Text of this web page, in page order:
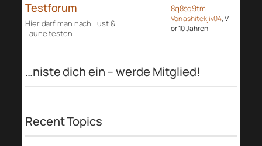
Testforum
Hier darf man nach Lust &
Laune testen
8q8sq9tm
Von ashitekjiv04, V
or 10 Jahren
…niste dich ein – werde Mitglied!
Recent Topics